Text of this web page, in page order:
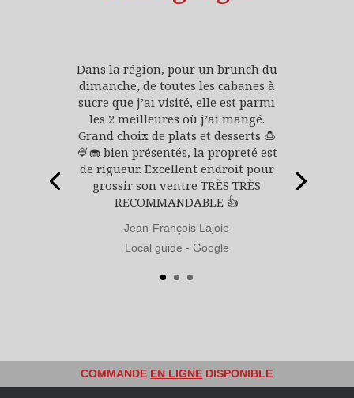
Dans la région, pour un brunch du
dimanche, de toutes les cabanes à
sucre que j’ai visité, elle est parmi
les 2 meilleures où j’ai mangé.
Grand choix de plats et desserts 🍮
🍨🧁 bien présentés, la propreté est
de rigueur. Excellent endroit pour
grossir son ventre TRÈS TRÈS
RECOMMANDABLE 👍
Jean-François Lajoie
Local guide - Google
COMMANDE EN LIGNE DISPONIBLE